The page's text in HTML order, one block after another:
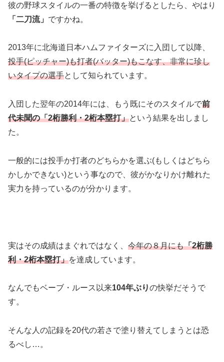
彼の野球スタイルの一番の特徴を挙げるとしたら、やはり
「二刀流」 ですかね。
2013年に北海道日本ハムファイターズに入団して以降、
投手(ピッチャー)も打者(バッター)もこなす、非常に珍し
いタイプの選手として知られています。
入団した翌年の2014年には、もう既にそのスタイルで前
代未聞の「2桁勝利・2桁本塁打」という結果を出しまし
た。
一般的には投手か打者のどちらかを選ぶ(もしくはどちら
かしかできない)という事なので、彼がかなりかけ離れた
実力を持っているのが分かります。
実はその成績はまぐれではなく、 今年の８月にも「2桁勝
利・2桁本塁打」を達成しています。
なんでもベーブ・ルース以来104年ぶりの快挙だそうで
す。
そんな人の記録を20代の若さで塗り替えてしまうとは恐
るべし…。